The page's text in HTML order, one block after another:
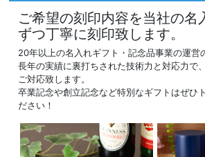
ご希望の刻印内容を当社の名
ずつ丁寧に刻印致します。
20年以上の名入れギフト・記念品事業の運営
長年の実績に裏打ちされた技術力と対応力で
ご対応致します。
卒業記念や創立記念など特別なギフトはぜひ
ださい！